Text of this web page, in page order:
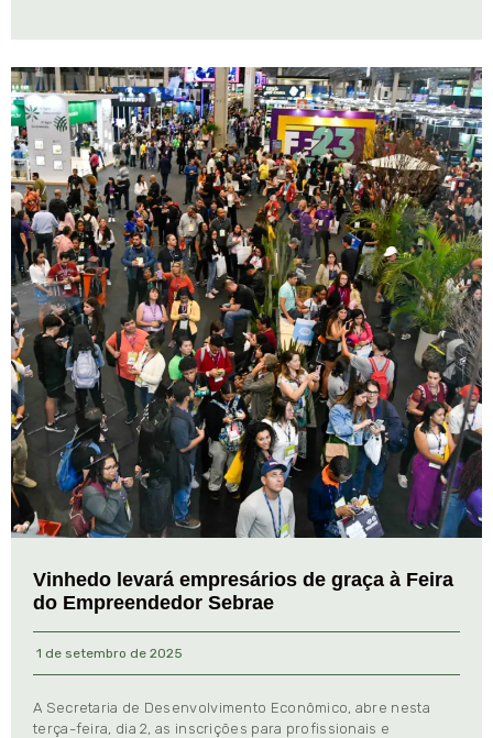
Vinhedo levará empresários de graça à Feira
do Empreendedor Sebrae
1 de setembro de 2025
A Secretaria de Desenvolvimento Econômico, abre nesta
terça-feira, dia 2, as inscrições para profissionais e